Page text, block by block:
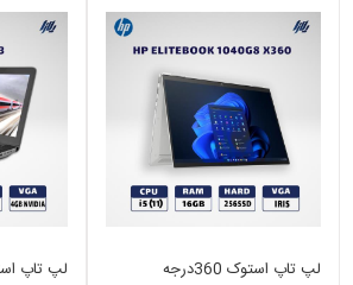
لپ تاپ استوک 360درجه